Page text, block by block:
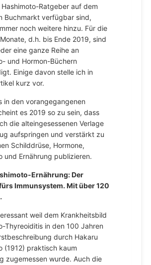
Ratgeber auf dem
Buchmarkt verfügbar sind,
noch weitere hinzu. Für die
d.h. bis Ende 2019, sind
eine ganze Reihe an
und Hormon-Büchern
Einige davon stelle ich in
kurz vor.
in den vorangegangenen
es 2019 so zu sein, dass
die alteingesessenen Verlage
aufspringen und verstärkt zu
Schilddrüse, Hormone,
und Ernährung publizieren.
Ernährung: Der
Immunsystem. Mit über 120
weil dem Krankheitsbild
Thyreoiditis in den 100 Jahren
durch Hakaru
(1912) praktisch kaum
zugemessen wurde. Auch die